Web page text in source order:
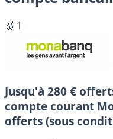
🥇 1
Jusqu'à 280 €
compte courant
offerts (sous